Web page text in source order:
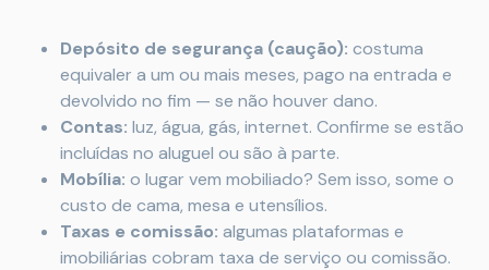
Depósito de segurança (caução): costuma
equivaler a um ou mais meses, pago na entrada e
devolvido no fim — se não houver dano.
Contas: luz, água, gás, internet. Confirme se estão
incluídas no aluguel ou são à parte.
Mobília: o lugar vem mobiliado? Sem isso, some o
custo de cama, mesa e utensílios.
Taxas e comissão: algumas plataformas e
imobiliárias cobram taxa de serviço ou comissão.